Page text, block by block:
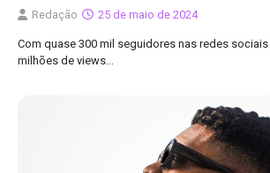
Redação 25 de maio de 2024
Com quase 300 mil seguidores nas redes
milhões de views…